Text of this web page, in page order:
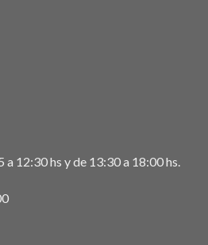
a 12:30 hs y de 13:30 a 18:00 hs.